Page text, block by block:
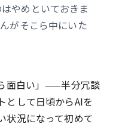
やめといておきま
がそこら中にいた
面白い」——半分冗談
として日頃からAIを
状況になって初めて